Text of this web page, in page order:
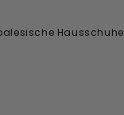
Hausschuhe